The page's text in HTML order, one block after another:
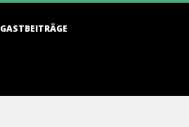
GASTBEITRÄGE